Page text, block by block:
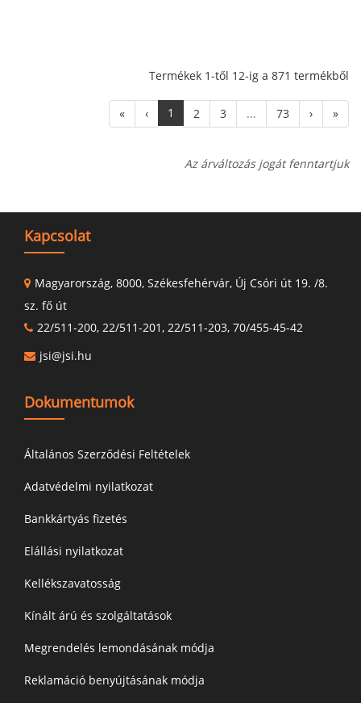
Termékek 1-től 12-ig a 871 termékből
« ‹ 1 2 3 ... 73 › »
Az árváltozás jogát fenntartjuk
Kapcsolat
Magyarország, 8000, Székesfehérvár, Új Csóri út 19. /8.
sz. fő út
22/511-200, 22/511-201, 22/511-203, 70/455-45-42
jsi@jsi.hu
Dokumentumok
Általános Szerződési Feltételek
Adatvédelmi nyilatkozat
Bankkártyás fizetés
Elállási nyilatkozat
Kellékszavatosság
Kínált árú és szolgáltatások
Megrendelés lemondásának módja
Reklamáció benyújtásának módja